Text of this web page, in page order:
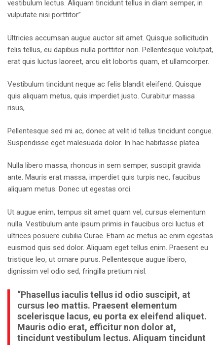
vestibulum lectus. Aliquam tincidunt tellus in diam semper, in
vulputate nisi porttitor”
Ultricies accumsan augue auctor sit amet. Quisque sollicitudin
felis tellus, eu dapibus nulla porttitor non. Pellentesque volutpat,
erat quis luctus laoreet, arcu elit lobortis quam, et ullamcorper.
Vestibulum tincidunt neque ac felis blandit eleifend. Quisque
quis aliquam metus, quis imperdiet justo. Curabitur massa
risus,
Pellentesque sed mi ac, donec at velit id tellus tincidunt congue.
Suspendisse eget malesuada dolor. In hac habitasse platea.
Nulla libero massa, rhoncus in sem semper, suscipit gravida
ante. Mauris erat massa, imperdiet quis turpis nec, faucibus
aliquam metus. Donec ut egestas orci.
Ut augue enim, tempus sit amet quam vel, cursus elementum
nulla. Vestibulum ante ipsum primis in faucibus orci luctus et
ultrices posuere cubilia Curae. Etiam ac metus ac enim egestas
euismod quis sed dolor. Aliquam eget tellus enim. Praesent eu
tristique leo, ut ornare purus. Pellentesque augue libero,
dignissim vel odio sed, fringilla pretium nisl.
“Phasellus iaculis tellus id odio suscipit, at
cursus leo mattis. Praesent elementum
scelerisque lacus, eu porta ex eleifend aliquet.
Mauris odio erat, efficitur non dolor at,
tincidunt vestibulum lectus. Aliquam tincidunt